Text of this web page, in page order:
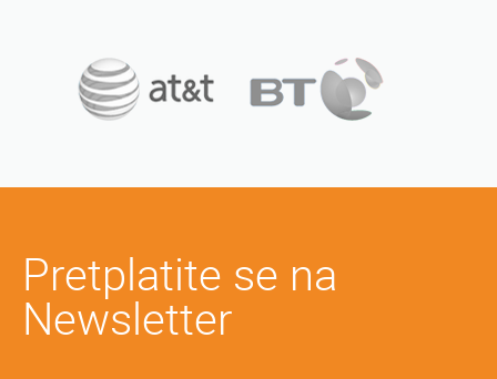
Pretplatite se na
Newsletter